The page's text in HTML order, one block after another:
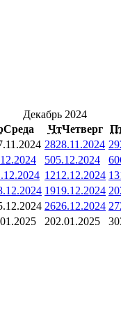
Декабрь 2024
Среда ЧтЧетверг
2828.11.2024 29
505.12.2024 6
1212.12.2024 13
1919.12.2024 20
2626.12.2024 27
202.01.2025 3